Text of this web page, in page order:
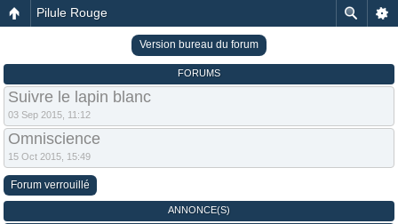
Pilule Rouge
Version bureau du forum
FORUMS
Suivre le lapin blanc
03 Sep 2015, 11:12
Omniscience
15 Oct 2015, 15:49
Forum verrouillé
ANNONCE(S)